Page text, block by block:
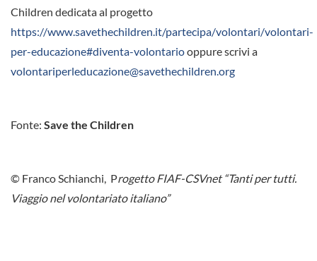
Children dedicata al progetto
https://www.savethechildren.it/partecipa/volontari/volontari-
per-educazione#diventa-volontariooppure scrivi a
volontariperleducazione@savethechildren.org
Fonte: Save the Children
© Franco Schianchi, Progetto FIAF-CSVnet “Tanti per tutti.
Viaggio nel volontariato italiano”